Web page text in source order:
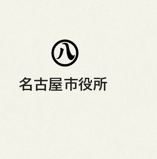
名古屋市役所